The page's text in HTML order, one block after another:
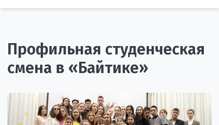
Профильная студенческая
смена в «Байтике»